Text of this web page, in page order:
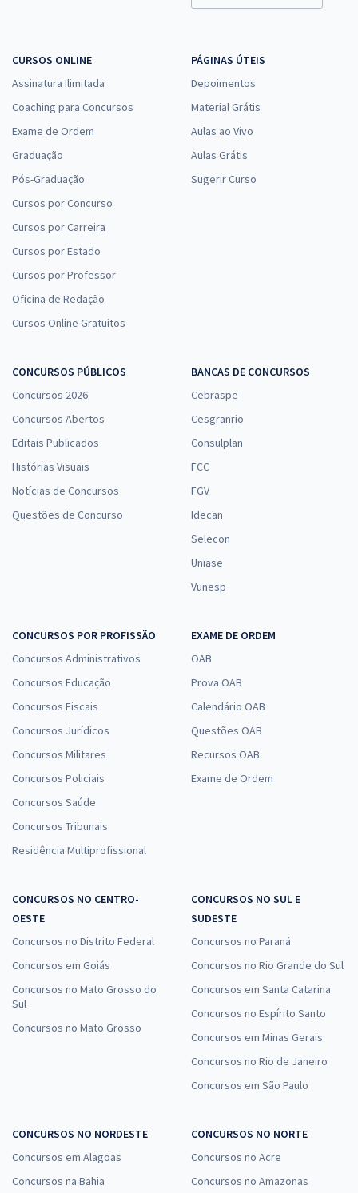
CURSOS ONLINE
Assinatura Ilimitada
Coaching para Concursos
Exame de Ordem
Graduação
Pós-Graduação
Cursos por Concurso
Cursos por Carreira
Cursos por Estado
Cursos por Professor
Oficina de Redação
Cursos Online Gratuitos
PÁGINAS ÚTEIS
Depoimentos
Material Grátis
Aulas ao Vivo
Aulas Grátis
Sugerir Curso
CONCURSOS PÚBLICOS
Concursos 2026
Concursos Abertos
Editais Publicados
Histórias Visuais
Notícias de Concursos
Questões de Concurso
BANCAS DE CONCURSOS
Cebraspe
Cesgranrio
Consulplan
FCC
FGV
Idecan
Selecon
Uniase
Vunesp
CONCURSOS POR PROFISSÃO
Concursos Administrativos
Concursos Educação
Concursos Fiscais
Concursos Jurídicos
Concursos Militares
Concursos Policiais
Concursos Saúde
Concursos Tribunais
Residência Multiprofissional
EXAME DE ORDEM
OAB
Prova OAB
Calendário OAB
Questões OAB
Recursos OAB
Exame de Ordem
CONCURSOS NO CENTRO-
OESTE
Concursos no Distrito Federal
Concursos em Goiás
Concursos no Mato Grosso do
Sul
Concursos no Mato Grosso
CONCURSOS NO SUL E
SUDESTE
Concursos no Paraná
Concursos no Rio Grande do Sul
Concursos em Santa Catarina
Concursos no Espírito Santo
Concursos em Minas Gerais
Concursos no Rio de Janeiro
Concursos em São Paulo
CONCURSOS NO NORDESTE
Concursos em Alagoas
Concursos na Bahia
CONCURSOS NO NORTE
Concursos no Acre
Concursos no Amazonas